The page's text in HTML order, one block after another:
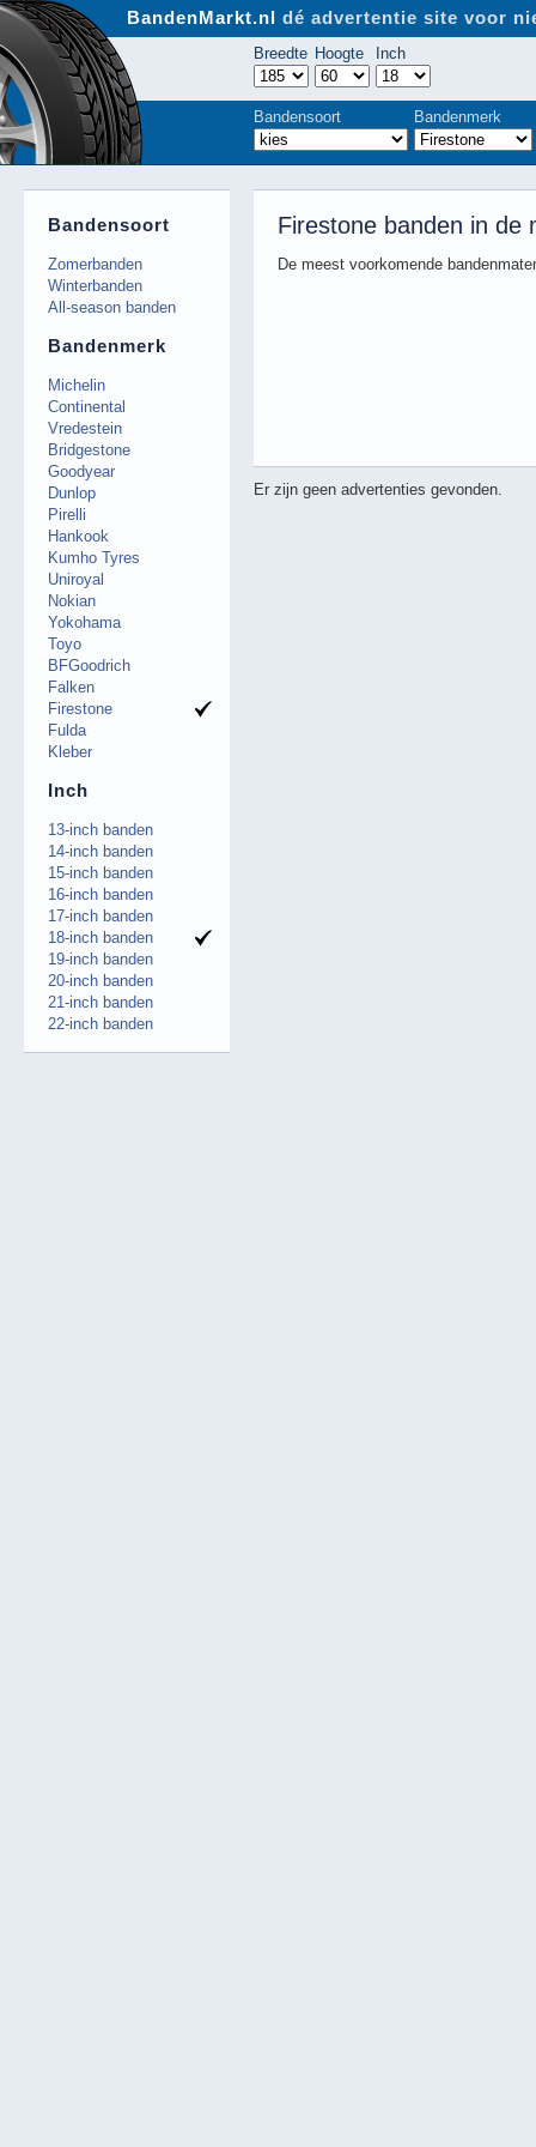
Firestone banden in de
De meest voorkomende
Er zijn geen advertenties gevonden.
Bandensoort
Zomerbanden
Winterbanden
All-season banden
Bandenmerk
Michelin
Continental
Vredestein
Bridgestone
Goodyear
Dunlop
Pirelli
Hankook
Kumho Tyres
Uniroyal
Nokian
Yokohama
Toyo
BFGoodrich
Falken
Firestone
Fulda
Kleber
Inch
13-inch banden
14-inch banden
15-inch banden
16-inch banden
17-inch banden
18-inch banden
19-inch banden
20-inch banden
21-inch banden
22-inch banden
BandenMarkt.nl dé advertentie site voor
Breedte Hoogte Inch
Bandensoort Bandenmerk